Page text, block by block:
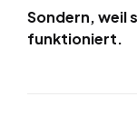
Sondern, weil
funktioniert.